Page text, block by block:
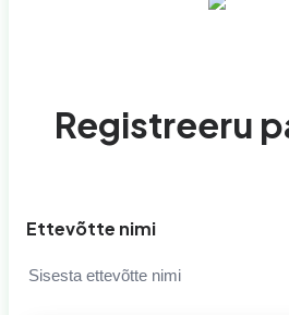
Registreeru
Ettevõtte nimi